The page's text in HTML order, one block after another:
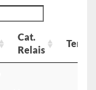
Cat.
Relais
Temps